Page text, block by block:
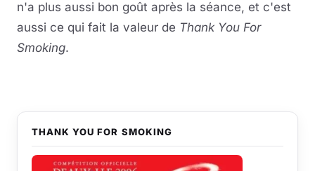
n'a plus aussi bon goût après la séance, et c'est
aussi ce qui fait la valeur de Thank You For
Smoking.
THANK YOU FOR SMOKING